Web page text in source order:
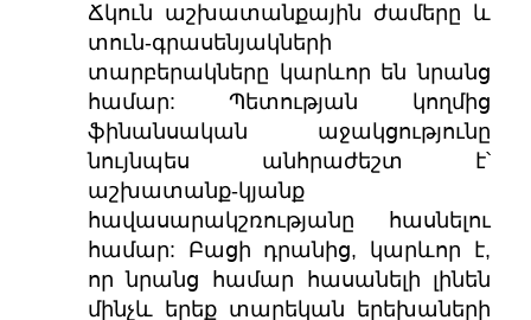
Ճկուն աշխատանքային ժամերը և
տուն-գրասենյակների
տարբերակները կարևոր են նրանց
համար: Պետության կողմից
ֆինանսական աջակցությունը
նույնպես անհրաժեշտ է՝
աշխատանք-կյանք
հավասարակշռությանը հասնելու
համար: Բացի դրանից, կարևոր է,
որ նրանց համար հասանելի լինեն
մինչև երեք տարեկան երեխաների